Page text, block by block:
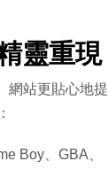
靈重現
網站更貼心地提
Boy、GBA、